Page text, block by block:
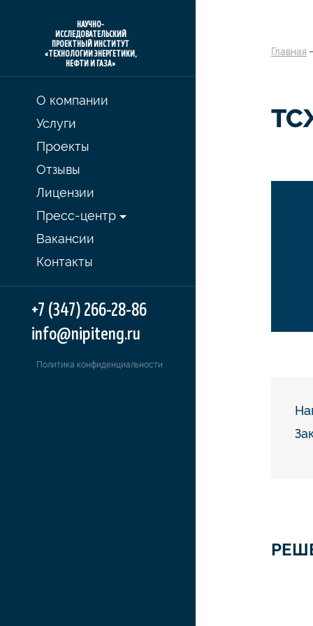
НАУЧНО-
ИССЛЕДОВАТЕЛЬСКИЙ
ПРОЕКТНЫЙ ИНСТИТУТ
«ТЕХНОЛОГИИ ЭНЕРГЕТИКИ,
НЕФТИ И ГАЗА»
О компании
Услуги
Проекты
Отзывы
Лицензии
Пресс-центр
Вакансии
Контакты
+7 (347) 266-28-86
info@nipiteng.ru
Политика конфиденциальности
Главная